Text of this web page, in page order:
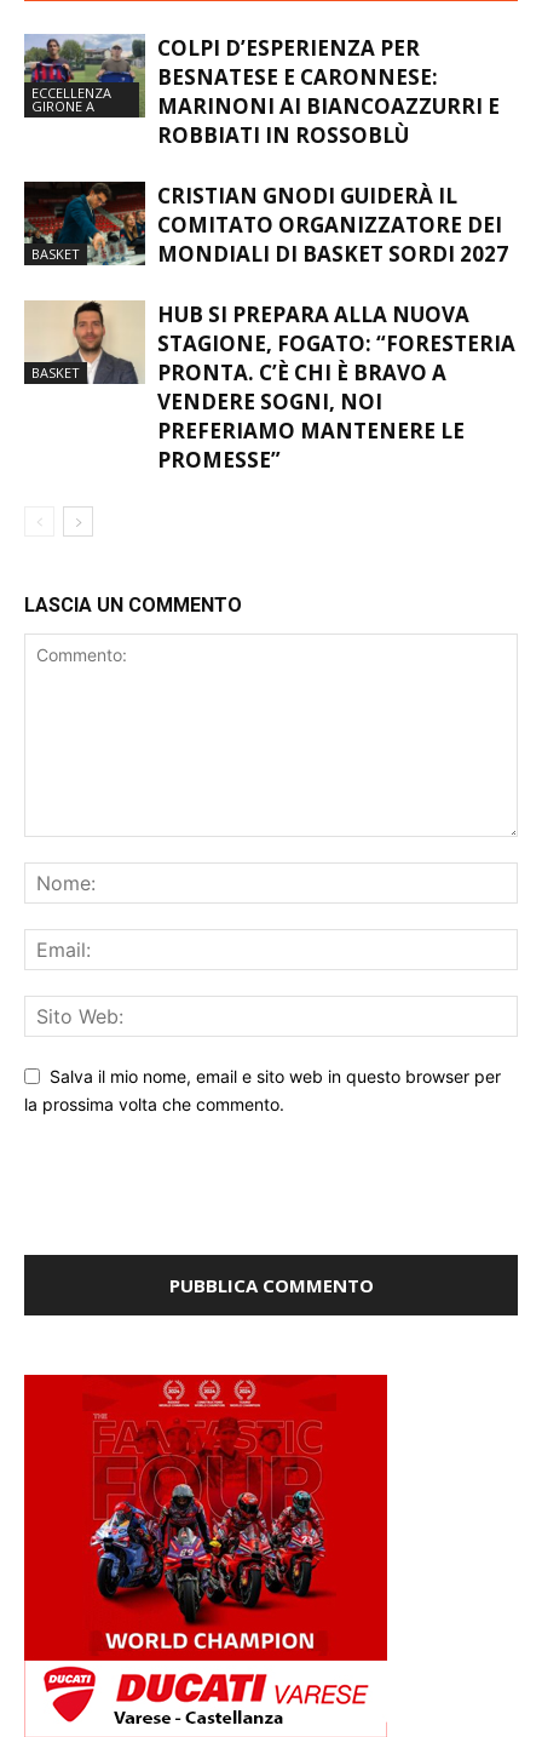
ECCELLENZA
GIRONE A
COLPI D’ESPERIENZA PER
BESNATESE E CARONNESE:
MARINONI AI BIANCOAZZURRI E
ROBBIATI IN ROSSOBLÙ
BASKET
CRISTIAN GNODI GUIDERÀ IL
COMITATO ORGANIZZATORE DEI
MONDIALI DI BASKET SORDI 2027
BASKET
HUB SI PREPARA ALLA NUOVA
STAGIONE, FOGATO: “FORESTERIA
PRONTA. C’È CHI È BRAVO A
VENDERE SOGNI, NOI
PREFERIAMO MANTENERE LE
PROMESSE”
LASCIA UN COMMENTO
Salva il mio nome, email e sito web in questo browser per
la prossima volta che commento.